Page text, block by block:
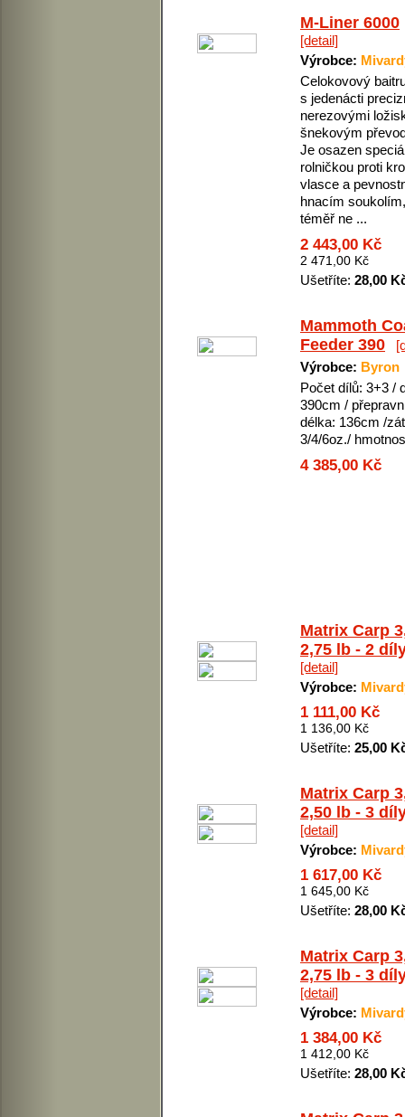
M-Liner 6000
[detail]
Výrobce:
Celokovový
s jedenácti
nerezovými
šnekovým
Je osazen
rolničkou proti
vlasce a
hnacím
téměř ne ...
2 443,00 Kč
2 471,00 Kč
Ušetříte: 28,00
Mammoth
Feeder 390
Výrobce: Byron
Počet dílů: 3+3 /
390cm /
délka: 136cm /
3/4/6oz./
4 385,00 Kč
Matrix Carp
2,75 lb - 2
[detail]
Výrobce:
1 111,00 Kč
1 136,00 Kč
Ušetříte: 25,00
Matrix Carp
2,50 lb - 3
[detail]
Výrobce:
1 617,00 Kč
1 645,00 Kč
Ušetříte: 28,00
Matrix Carp
2,75 lb - 3
[detail]
Výrobce:
1 384,00 Kč
1 412,00 Kč
Ušetříte: 28,00